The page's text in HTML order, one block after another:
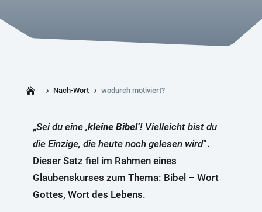
5 Nach-Wort 5 wodurch motiviert?
„Sei du eine ‚kleine Bibel‘! Vielleicht bist du
die Einzige, die heute noch gelesen wird“.
Dieser Satz fiel im Rahmen eines
Glaubenskurses zum Thema: Bibel – Wort
Gottes, Wort des Lebens.